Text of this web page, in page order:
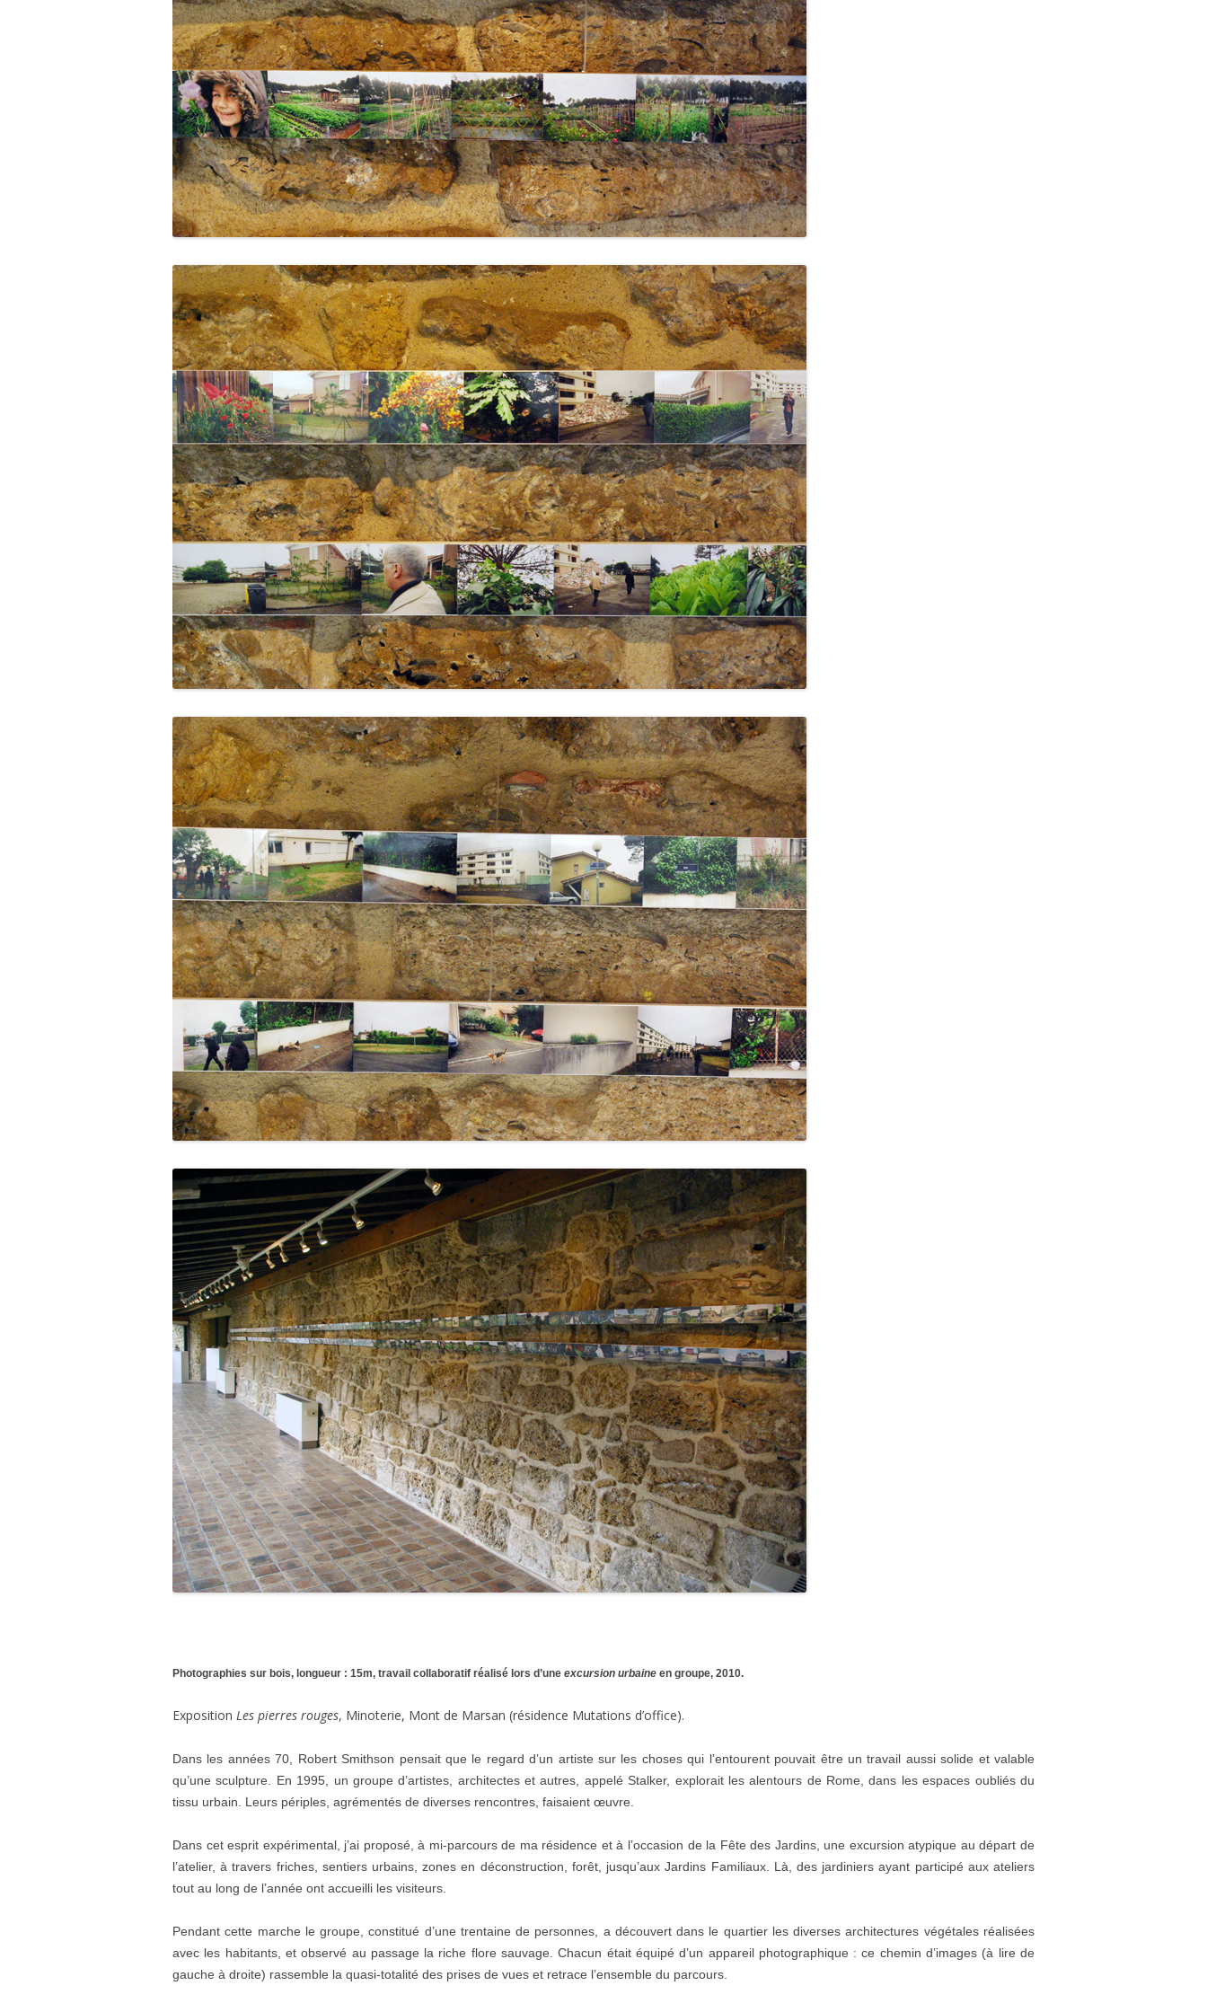
Photographies sur bois, longueur : 15m, travail collaboratif réalisé lors d’une excursion urbaine en groupe, 2010.
Exposition Les pierres rouges, Minoterie, Mont de Marsan (résidence Mutations d’office).
Dans les années 70, Robert Smithson pensait que le regard d’un artiste sur les choses qui l’entourent pouvait être un travail aussi solide et valable
qu’une sculpture. En 1995, un groupe d’artistes, architectes et autres, appelé Stalker, explorait les alentours de Rome, dans les espaces oubliés du
tissu urbain. Leurs périples, agrémentés de diverses rencontres, faisaient œuvre.
Dans cet esprit expérimental, j’ai proposé, à mi-parcours de ma résidence et à l’occasion de la Fête des Jardins, une excursion atypique au départ de
l’atelier, à travers friches, sentiers urbains, zones en déconstruction, forêt, jusqu’aux Jardins Familiaux. Là, des jardiniers ayant participé aux ateliers
tout au long de l’année ont accueilli les visiteurs.
Pendant cette marche le groupe, constitué d’une trentaine de personnes, a découvert dans le quartier les diverses architectures végétales réalisées
avec les habitants, et observé au passage la riche flore sauvage. Chacun était équipé d’un appareil photographique : ce chemin d’images (à lire de
gauche à droite) rassemble la quasi-totalité des prises de vues et retrace l’ensemble du parcours.